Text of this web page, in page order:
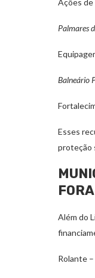
Ações
Palmares
Balneário
Esses
proteção
Além do
Rolante